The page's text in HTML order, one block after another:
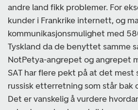
andre land fikk problemer. For
kunder i Frankrike internett, og
kommunikasjonsmulighet med
Tyskland da de benyttet samme
NotPetya-angrepet og angrepet
SAT har flere pekt på at det mest
russisk etterretning som står bak
Det er vanskelig å vurdere